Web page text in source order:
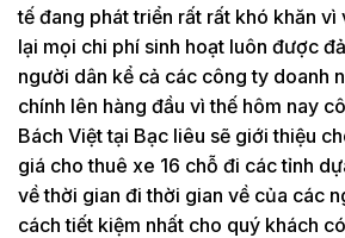
tế đang phát triển rất rất khó khăn vì
lại mọi chi phí sinh hoạt luôn được
người dân kể cả các công ty doanh
chính lên hàng đầu vì thế hôm nay
Bách Việt tại Bạc liêu sẽ giới thiệu
giá cho thuê xe 16 chỗ đi các tỉnh
về thời gian đi thời gian về của các
cách tiết kiệm nhất cho quý khách